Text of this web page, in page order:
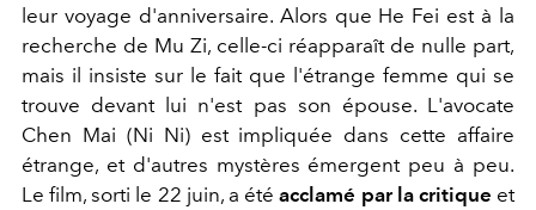
leur voyage d'anniversaire. Alors que He Fei est à la
recherche de Mu Zi, celle-ci réapparaît de nulle part,
mais il insiste sur le fait que l'étrange femme qui se
trouve devant lui n'est pas son épouse. L'avocate
Chen Mai (Ni Ni) est impliquée dans cette affaire
étrange, et d'autres mystères émergent peu à peu.
Le film, sorti le 22 juin, a étéacclamé par la critique et